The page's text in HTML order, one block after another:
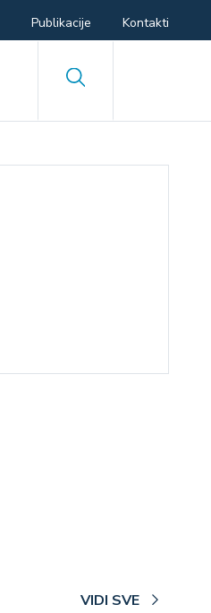
Publikacije Kontakti
Search
VIDI SVE